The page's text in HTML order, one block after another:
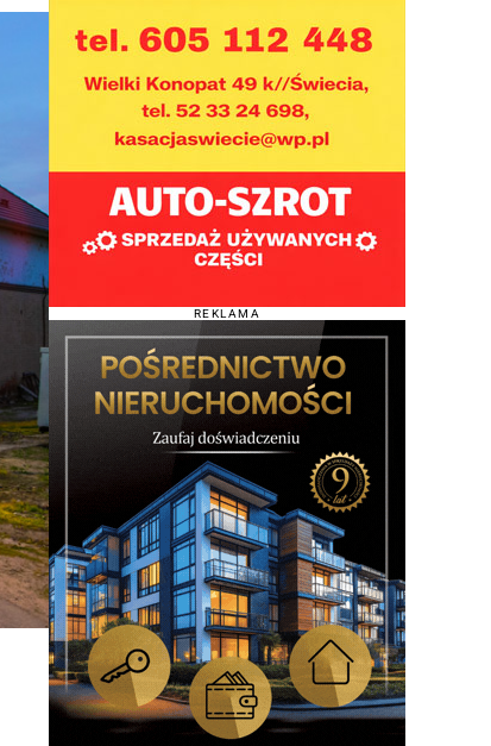
REKLAMA